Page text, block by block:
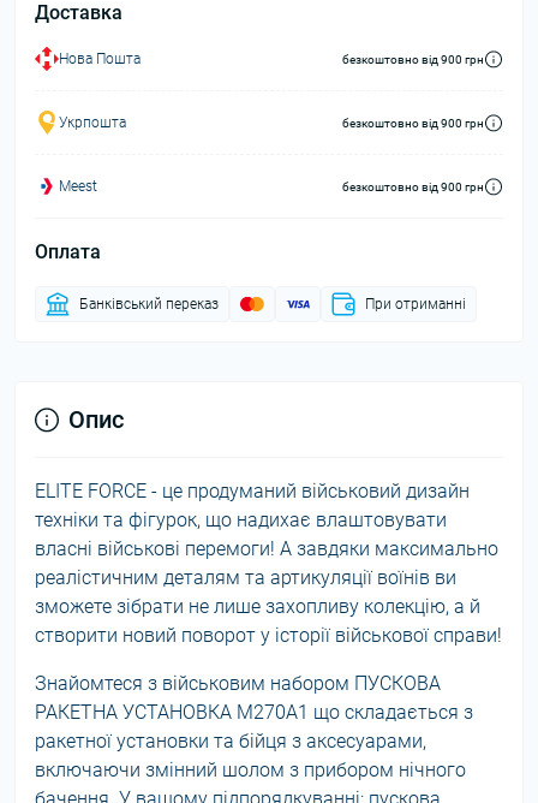
Доставка
Нова Пошта безкоштовно від 900 грн
Укрпошта безкоштовно від 900 грн
Meest безкоштовно від 900 грн
Оплата
Банківський переказ При отриманні
Опис
ELITE FORCE - це продуманий військовий дизайн
техніки та фігурок, що надихає влаштовувати
власні військові перемоги! А завдяки максимально
реалістичним деталям та артикуляції воїнів ви
зможете зібрати не лише захопливу колекцію, а й
створити новий поворот у історії військової справи!
Знайомтеся з військовим набором ПУСКОВА
РАКЕТНА УСТАНОВКА M270A1 що складається з
ракетної установки та бійця з аксесуарами,
включаючи змінний шолом з прибором нічного